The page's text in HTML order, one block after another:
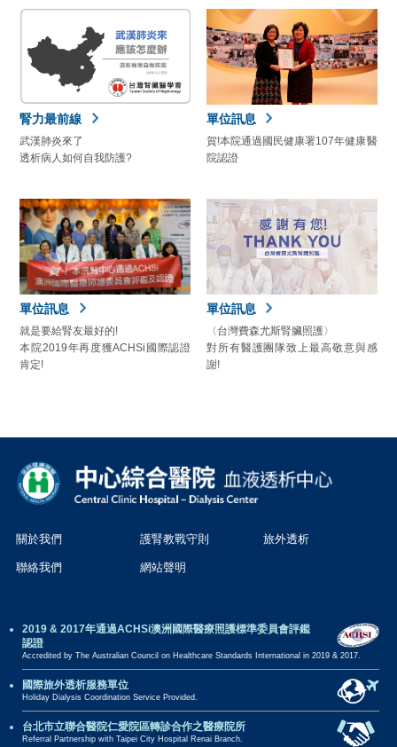
腎力最前線
武漢肺炎來了
透析病人如何自我防護?
單位訊息
賀!本院通過國民健康署107年健康醫
院認證
單位訊息
就是要給腎友最好的!
本院2019年再度獲ACHSi國際認證
肯定!
單位訊息
〈台灣費森尤斯腎臟照護〉
對所有醫護團隊致上最高敬意與感
謝!
關於我們 護腎教戰守則 旅外透析
聯絡我們 網站聲明
2019 & 2017年通過ACHSi澳洲國際醫療照護標準委員會評鑑
認證
Accredited by The Australian Council on Healthcare Standards International in 2019 & 2017.
國際旅外透析服務單位
Holiday Dialysis Coordination Service Provided.
台北市立聯合醫院仁愛院區轉診合作之醫療院所
Referral Partnership with Taipei City Hospital Renai Branch.